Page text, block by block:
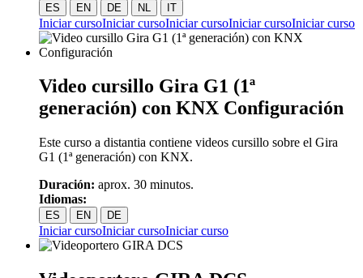
ES EN DE NL IT
Iniciar cursoIniciar cursoIniciar cursoIniciar cursoIniciar curso
Video cursillo Gira G1 (1ª
generación) con KNX Configuración
Este curso a distantia contiene videos cursillo sobre el Gira
G1 (1ª generación) con KNX.
Duración: aprox. 30 minutos.
Idiomas:
ES EN DE
Iniciar cursoIniciar cursoIniciar curso